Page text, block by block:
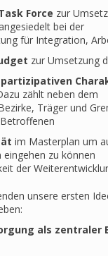
Force zur
bei der
für Integration,
zur Umsetzung
partizipativen
zählt neben dem
Träger und
im Masterplan um
eingehen zu können
der
unsere ersten
als zentraler